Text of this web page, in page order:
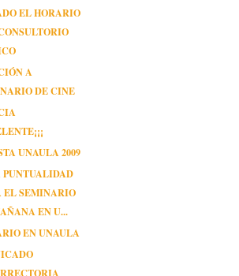
EL HORARIO
A
DE CINE
UNAULA 2009
PUNTUALIDAD
EL SEMINARIO
EN U...
EN UNAULA